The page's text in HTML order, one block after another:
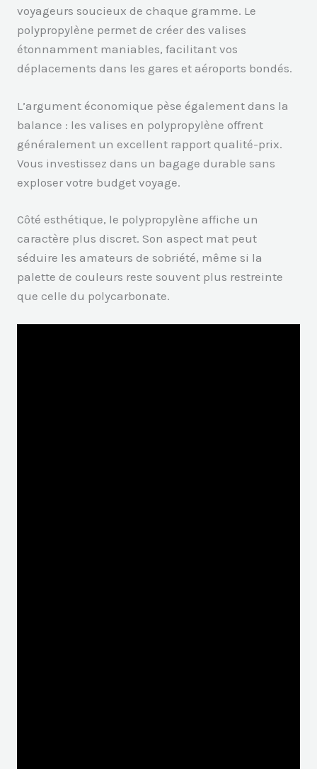
voyageurs soucieux de chaque gramme. Le
polypropylène permet de créer des valises
étonnamment maniables, facilitant vos
déplacements dans les gares et aéroports bondés.
L’argument économique pèse également dans la
balance : les valises en polypropylène offrent
généralement un excellent rapport qualité-prix.
Vous investissez dans un bagage durable sans
exploser votre budget voyage.
Côté esthétique, le polypropylène affiche un
caractère plus discret. Son aspect mat peut
séduire les amateurs de sobriété, même si la
palette de couleurs reste souvent plus restreinte
que celle du polycarbonate.